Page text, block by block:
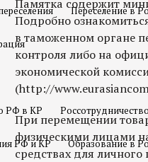
Переселение в
РФ в КР
РФ и КР Образование в
Памятка содержит
Подробно
в таможенном органе
контроля либо на
экономической
(http://
При перемещении
физическими лицами
средствах для